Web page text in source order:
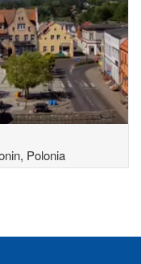
Polonia